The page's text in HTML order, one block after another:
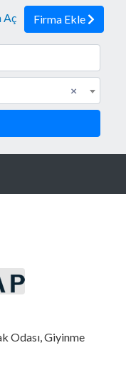
Aç Firma Ekle
×
Odası, Giyinme